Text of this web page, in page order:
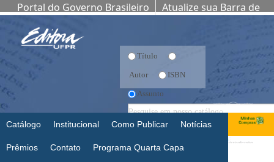
Portal do Governo Brasileiro
Atualize sua Barra de
Título
Autor ISBN
Assunto
Catálogo Institucional Como Publicar Notícias
Prêmios Contato Programa Quarta Capa